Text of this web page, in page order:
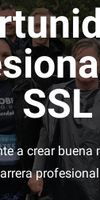
SSL
a crear buena